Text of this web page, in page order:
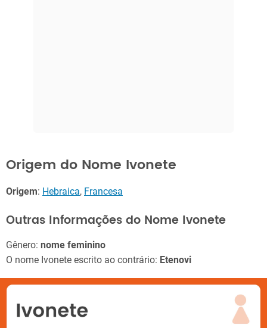
Origem do Nome Ivonete
Origem: Hebraica, Francesa
Outras Informações do Nome Ivonete
Gênero: nome feminino
O nome Ivonete escrito ao contrário: Etenovi